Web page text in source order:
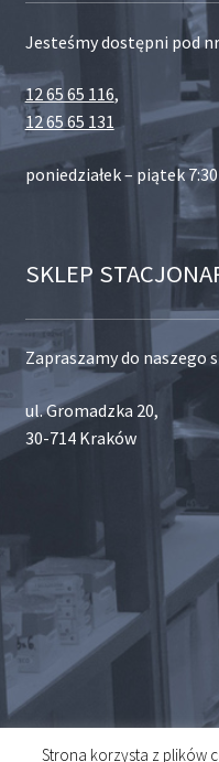
Jesteśmy dostępni pod
12 65 65 116,
12 65 65 131
poniedziałek – piątek
SKLEP
Zapraszamy do naszego
ul. Gromadzka 20,
30-714 Kraków
Strona korzysta z plików